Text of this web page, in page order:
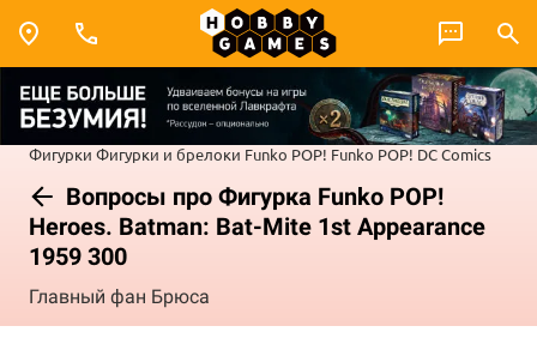
Фигурки Фигурки и брелоки Funko POP! Funko POP! DC Comics
Вопросы про Фигурка Funko POP!
Heroes. Batman: Bat-Mite 1st Appearance
1959 300
Главный фан Брюса